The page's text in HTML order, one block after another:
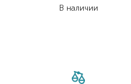
В наличии